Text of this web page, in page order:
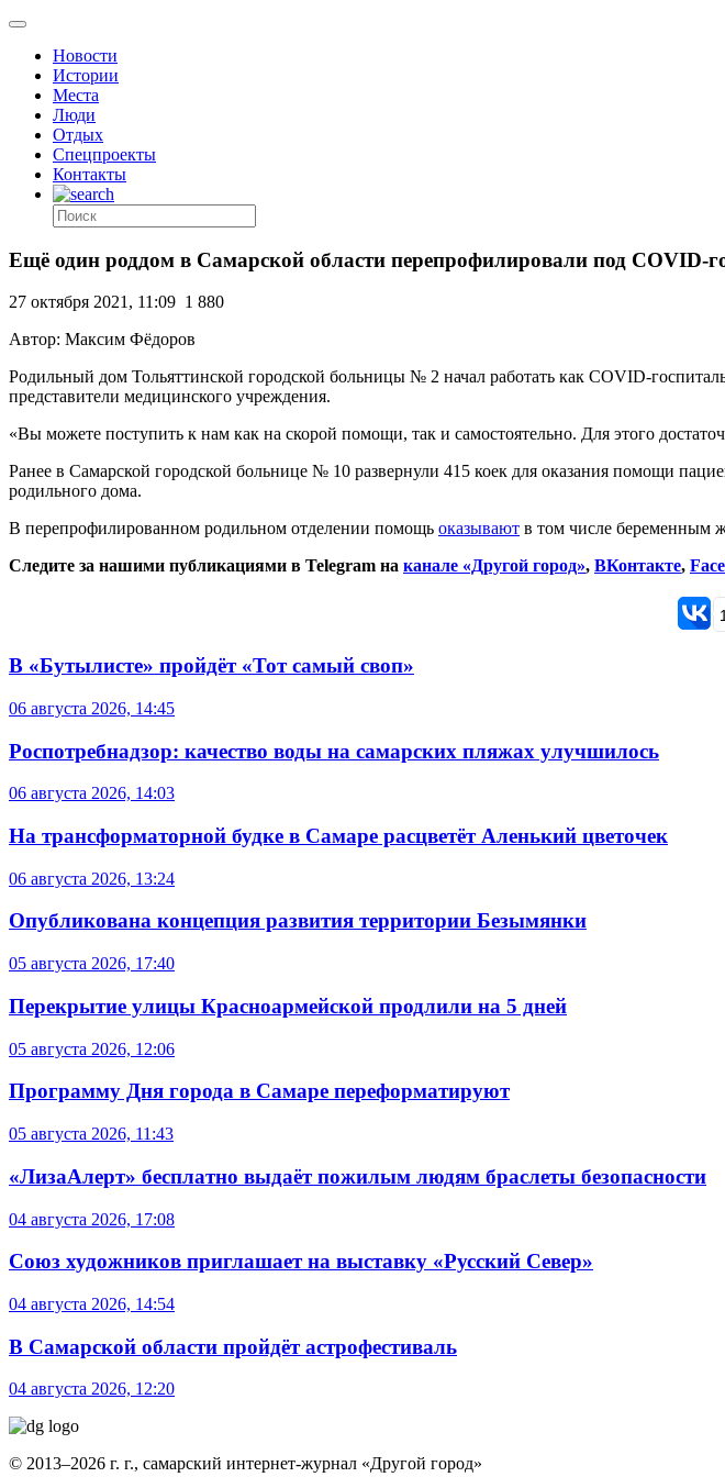
Новости
Истории
Места
Люди
Отдых
Спецпроекты
Контакты
Ещё один роддом в Самарской области перепрофилировали под COVID-
27 октября 2021, 11:09 1 880
Автор: Максим Фёдоров
Родильный дом Тольяттинской городской больницы № 2 начал работать как COVID-
представители медицинского учреждения.
«Вы можете поступить к нам как на скорой помощи, так и самостоятельно. Для этого
Ранее в Самарской городской больнице № 10 развернули 415 коек для оказания помощи
родильного дома.
В перепрофилированном родильном отделении помощь оказывают в том числе беременным
Следите за нашими публикациями в Telegram на канале «Другой город», ВКонтакте,
1
В «Бутылисте» пройдёт «Тот самый своп»
06 августа 2026, 14:45
Роспотребнадзор: качество воды на самарских пляжах улучшилось
06 августа 2026, 14:03
На трансформаторной будке в Самаре расцветёт Аленький цветочек
06 августа 2026, 13:24
Опубликована концепция развития территории Безымянки
05 августа 2026, 17:40
Перекрытие улицы Красноармейской продлили на 5 дней
05 августа 2026, 12:06
Программу Дня города в Самаре переформатируют
05 августа 2026, 11:43
«ЛизаАлерт» бесплатно выдаёт пожилым людям браслеты безопасности
04 августа 2026, 17:08
Союз художников приглашает на выставку «Русский Север»
04 августа 2026, 14:54
В Самарской области пройдёт астрофестиваль
04 августа 2026, 12:20
© 2013–2026 г. г., самарский интернет-журнал «Другой город»